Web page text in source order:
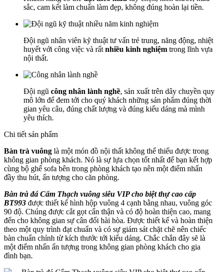
sắc, cam kết làm chuẩn làm đẹp, không đúng hoàn lại tiền.
Đội ngũ nhân viên kỹ thuật tư vấn trẻ trung, năng động, nhiệt
huyết với công việc và rất nhiều kinh nghiệm trong lĩnh vựa
nội thất.
Đội ngũ công nhân lành nghề, sản xuất trên dây chuyền quy
mô lớn để đem tới cho quý khách những sản phẩm đúng thời
gian yêu câu, đúng chất lượng và đúng kiểu dáng mà mình
yêu thích.
Chi tiết sản phẩm
Bàn trà vuông là một món đồ nội thất không thể thiếu được trong
không gian phòng khách. Nó là sự lựa chọn tốt nhất để bạn kết hợp
cùng bộ ghế sofa bên trong phòng khách tạo nên một điểm nhấn
đầy thu hút, ấn tượng cho căn phòng.
Bàn trà đá Cẩm Thạch vuông siêu VIP cho biệt thự cao cấp
BT993 được thiết kế hình hộp vuông 4 cạnh bằng nhau, vuông góc
90 độ. Chúng được cắt gọt cẩn thận và có độ hoàn thiện cao, mang
đến cho không gian sự cân đối hài hòa. Được thiết kế và hoàn thiện
theo một quy trình đạt chuẩn và có sự giám sát chặt chẽ nên chiếc
bàn chuẩn chỉnh từ kích thước tới kiểu dáng. Chắc chắn đây sẽ là
một điểm nhấn ấn tượng trong không gian phòng khách cho gia
đình bạn.